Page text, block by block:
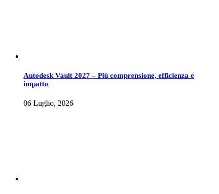
Autodesk Vault 2027 – Più comprensione, efficienza e
impatto
06 Luglio, 2026